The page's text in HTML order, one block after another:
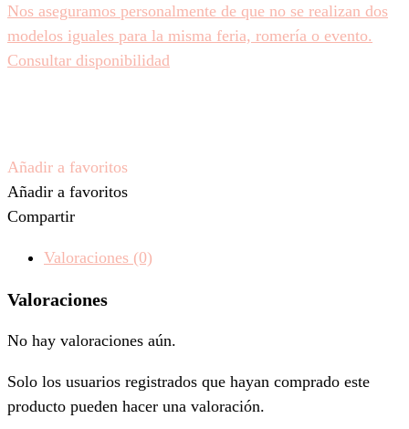
Nos aseguramos personalmente de que no se realizan dos
modelos iguales para la misma feria, romería o evento.
Consultar disponibilidad
Añadir a favoritos
Añadir a favoritos
Compartir
Valoraciones (0)
Valoraciones
No hay valoraciones aún.
Solo los usuarios registrados que hayan comprado este
producto pueden hacer una valoración.